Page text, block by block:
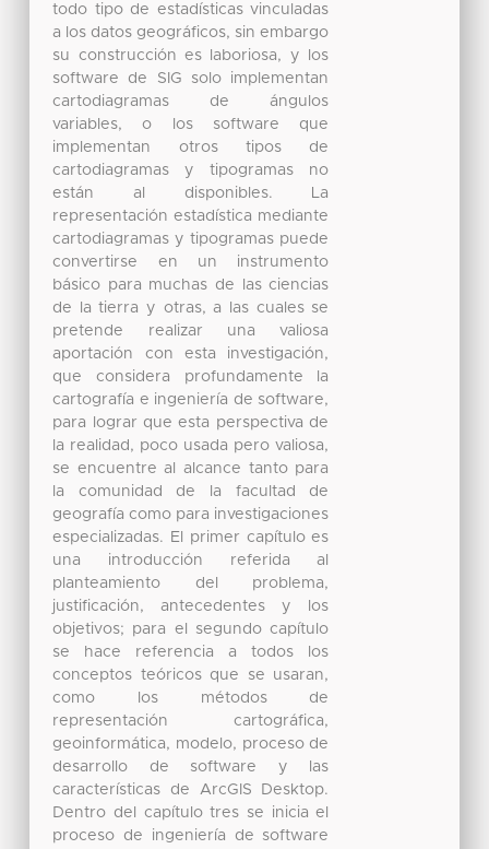
todo tipo de estadísticas vinculadas
a los datos geográficos, sin embargo
su construcción es laboriosa, y los
software de SIG solo implementan
cartodiagramas de ángulos
variables, o los software que
implementan otros tipos de
cartodiagramas y tipogramas no
están al disponibles. La
representación estadística mediante
cartodiagramas y tipogramas puede
convertirse en un instrumento
básico para muchas de las ciencias
de la tierra y otras, a las cuales se
pretende realizar una valiosa
aportación con esta investigación,
que considera profundamente la
cartografía e ingeniería de software,
para lograr que esta perspectiva de
la realidad, poco usada pero valiosa,
se encuentre al alcance tanto para
la comunidad de la facultad de
geografía como para investigaciones
especializadas. El primer capítulo es
una introducción referida al
planteamiento del problema,
justificación, antecedentes y los
objetivos; para el segundo capítulo
se hace referencia a todos los
conceptos teóricos que se usaran,
como los métodos de
representación cartográfica,
geoinformática, modelo, proceso de
desarrollo de software y las
características de ArcGIS Desktop.
Dentro del capítulo tres se inicia el
proceso de ingeniería de software